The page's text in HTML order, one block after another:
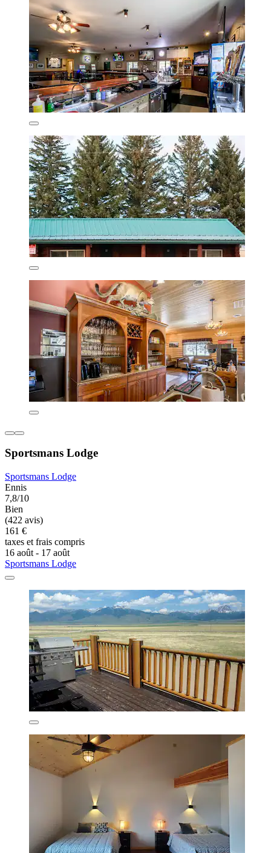
Sportsmans Lodge
Sportsmans Lodge
Ennis
7,8/10
Bien
(422 avis)
161 €
taxes et frais compris
16 août - 17 août
Sportsmans Lodge